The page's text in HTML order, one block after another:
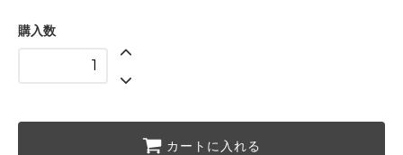
購入数
カートに入れる